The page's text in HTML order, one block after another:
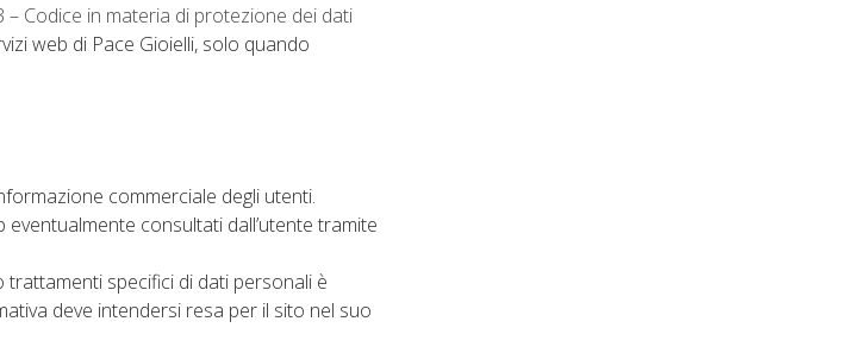
– Codice in materia di protezione dei dati
web di Pace Gioielli, solo quando
commerciale degli utenti.
consultati dall’utente tramite
specifici di dati personali è
deve intendersi resa per il sito nel suo